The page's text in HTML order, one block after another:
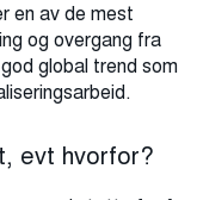
en av de mest
og overgang fra
global trend som
evt hvorfor?